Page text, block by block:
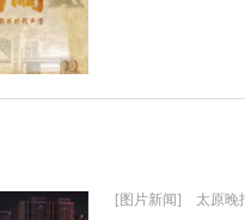
[图片新闻] 太原晚